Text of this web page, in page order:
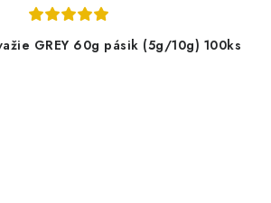
GREY 60g pásik (5g/10g) 100ks